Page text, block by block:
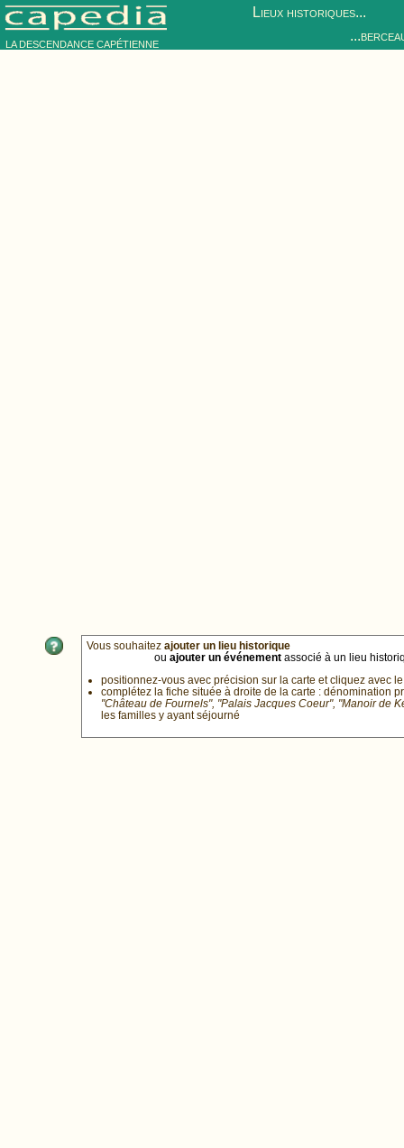
LA DESCENDANCE CAPÉTIENNE
Lieux historiques...
Vous souhaitez ajouter un lieu historique
ou ajouter un événement associé à un lieu
positionnez-vous avec précision sur la carte et cliquez avec
complétez la fiche située à droite de la carte : dénomination
"Château de Fournels", "Palais Jacques Coeur", "Manoir de
les familles y ayant séjourné